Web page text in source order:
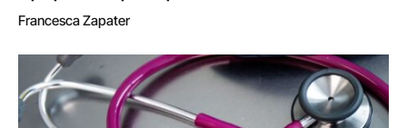
Francesca Zapater